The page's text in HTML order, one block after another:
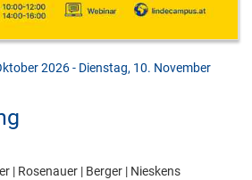
2026 - Dienstag, 10. November
| Rosenauer | Berger | Nieskens